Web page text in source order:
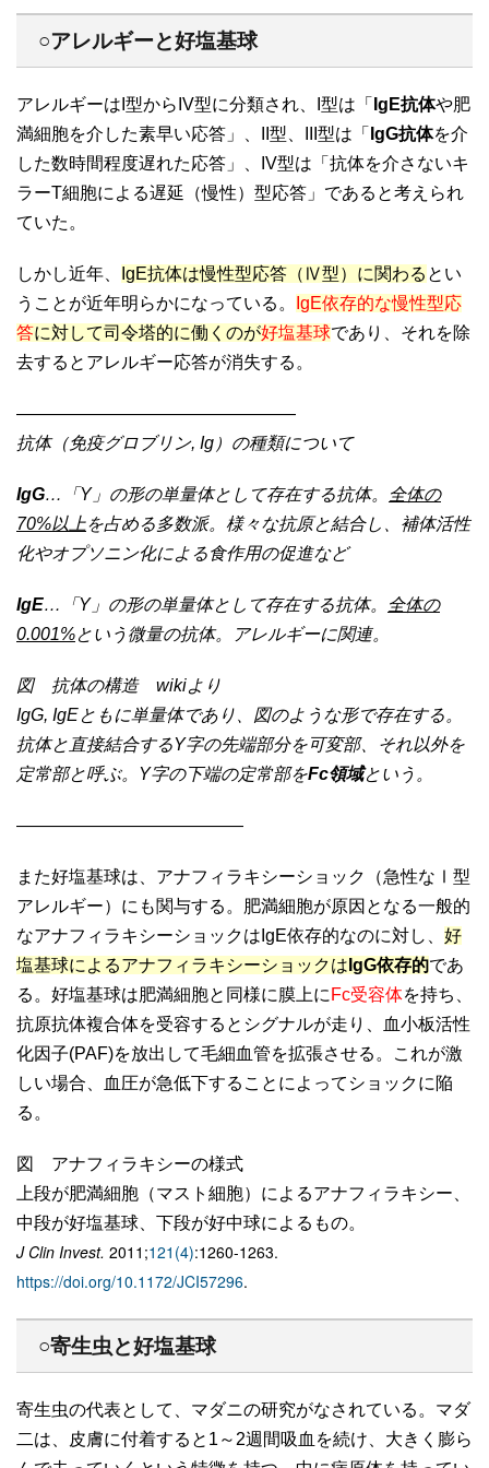
○アレルギーと好塩基球
アレルギーはI型からIV型に分類され、I型は「 IgE抗体や肥
満細胞を介した素早い応答」、II型、III型は「 IgG抗体を介
した数時間程度遅れた応答」、IV型は「抗体を介さないキ
ラーT細胞による遅延（慢性）型応答」であると考えられ
ていた。
しかし近年、 IgE抗体は慢性型応答（Ⅳ型）に関わる とい
うことが近年明らかになっている。
IgE依存的な慢性型応
答に対して司令塔的に働くのが好塩基球であり、それを除
去するとアレルギー応答が消失する。
————————————————
抗体（免疫グロブリン, Ig）の種類について
IgG…「Y」の形の単量体として存在する抗体。
全体の
70%以上を占める多数派。様々な抗原と結合し、補体活性
化やオプソニン化による食作用の促進など
IgE…「Y」の形の単量体として存在する抗体。
全体の
0.001%という微量の抗体。アレルギーに関連。
図 抗体の構造 wikiより
IgG, IgEともに単量体であり、図のような形で存在する。
抗体と直接結合するY字の先端部分を可変部、それ以外を
定常部と呼ぶ。Y字の下端の定常部をFc領域という。
—————————————
また好塩基球は、アナフィラキシーショック（急性なⅠ型
アレルギー）にも関与する。肥満細胞が原因となる一般的
なアナフィラキシーショックはIgE依存的なのに対し、 好
塩基球によるアナフィラキシーショックは IgG依存的であ
る。好塩基球は肥満細胞と同様に膜上に Fc受容体を持ち、
抗原抗体複合体を受容するとシグナルが走り、血小板活性
化因子(PAF)を放出して毛細血管を拡張させる。これが激
しい場合、血圧が急低下することによってショックに陥
る。
図 アナフィラキシーの様式
上段が肥満細胞（マスト細胞）によるアナフィラキシー、
中段が好塩基球、下段が好中球によるもの。
J Clin Invest. 2011;121(4):1260-1263.
https://doi.org/10.1172/JCI57296.
○寄生虫と好塩基球
寄生虫の代表として、マダニの研究がなされている。マダ
二は、皮膚に付着すると1～2週間吸血を続け、大きく膨ら